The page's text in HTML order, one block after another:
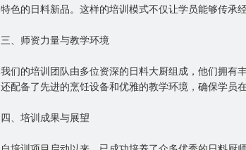
特色的日料新品。这样的培训模式不仅让学员能够传承
三、师资力量与教学环境
我们的培训团队由多位资深的日料大厨组成，他们拥有
还配备了先进的烹饪设备和优雅的教学环境，确保学员
四、培训成果与展望